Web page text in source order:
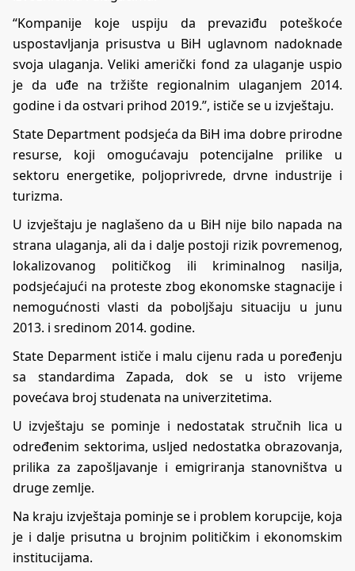
“Kompanije koje uspiju da prevaziđu poteškoće
uspostavljanja prisustva u BiH uglavnom nadoknade
svoja ulaganja. Veliki američki fond za ulaganje uspio
je da uđe na tržište regionalnim ulaganjem 2014.
godine i da ostvari prihod 2019.”, ističe se u izvještaju.
State Department podsjeća da BiH ima dobre prirodne
resurse, koji omogućavaju potencijalne prilike u
sektoru energetike, poljoprivrede, drvne industrije i
turizma.
U izvještaju je naglašeno da u BiH nije bilo napada na
strana ulaganja, ali da i dalje postoji rizik povremenog,
lokalizovanog političkog ili kriminalnog nasilja,
podsjećajući na proteste zbog ekonomske stagnacije i
nemogućnosti vlasti da poboljšaju situaciju u junu
2013. i sredinom 2014. godine.
State Deparment ističe i malu cijenu rada u poređenju
sa standardima Zapada, dok se u isto vrijeme
povećava broj studenata na univerzitetima.
U izvještaju se pominje i nedostatak stručnih lica u
određenim sektorima, usljed nedostatka obrazovanja,
prilika za zapošljavanje i emigriranja stanovništva u
druge zemlje.
Na kraju izvještaja pominje se i problem korupcije, koja
je i dalje prisutna u brojnim političkim i ekonomskim
institucijama.